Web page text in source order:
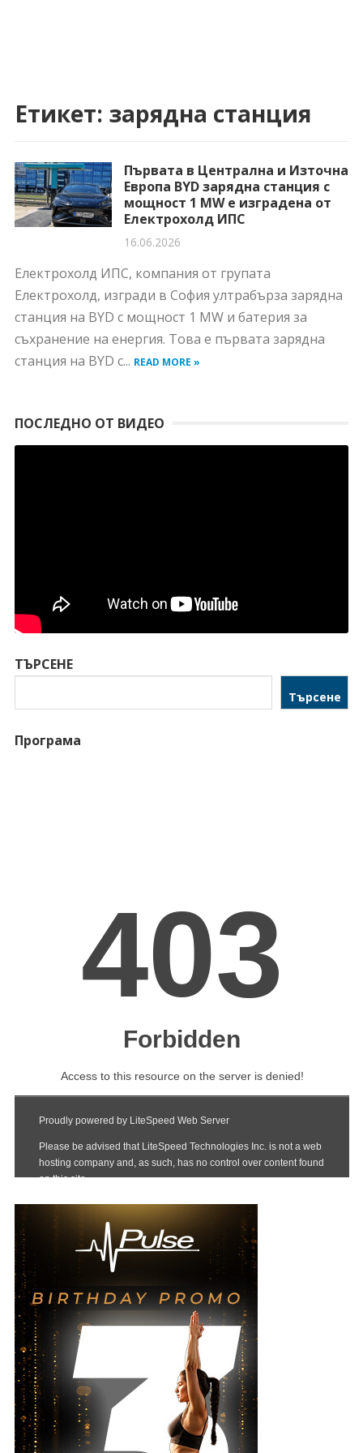
Етикет: зарядна станция
Първата в Централна и Източна
Европа BYD зарядна станция с
мощност 1 MW е изградена от
Електрохолд ИПС
16.06.2026
Електрохолд ИПС, компания от групата
Електрохолд, изгради в София ултрабърза зарядна
станция на BYD с мощност 1 MW и батерия за
съхранение на енергия. Това е първата зарядна
станция на BYD с... READ MORE »
ПОСЛЕДНО ОТ ВИДЕО
ТЪРСЕНЕ
Търсене
Програма